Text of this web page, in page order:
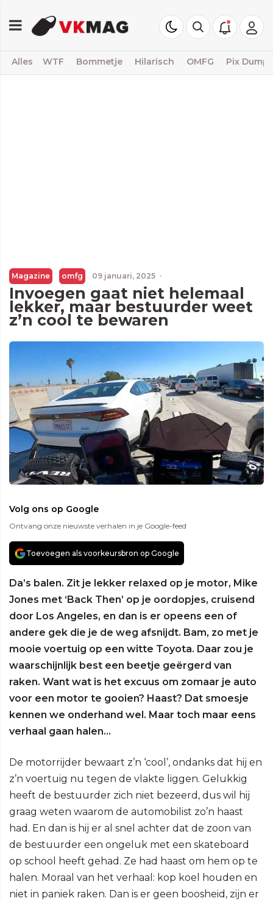
Alles WTF Bommetje Hilarisch OMFG Pix Dump
Magazine omfg 09 januari, 2025 ·
Invoegen gaat niet helemaal
lekker, maar bestuurder weet
z’n cool te bewaren
Volg ons op Google
Ontvang onze nieuwste verhalen in je Google-feed
Toevoegen als voorkeursbron op Google
Da’s balen. Zit je lekker relaxed op je motor, Mike
Jones met ‘Back Then’ op je oordopjes, cruisend
door Los Angeles, en dan is er opeens een of
andere gek die je de weg afsnijdt. Bam, zo met je
mooie voertuig op een witte Toyota. Daar zou je
waarschijnlijk best een beetje geërgerd van
raken. Want wat is het excuus om zomaar je auto
voor een motor te gooien? Haast? Dat smoesje
kennen we onderhand wel. Maar toch maar eens
verhaal gaan halen…
De motorrijder bewaart z’n ‘cool’, ondanks dat hij en
z’n voertuig nu tegen de vlakte liggen. Gelukkig
heeft de bestuurder zich niet bezeerd, dus wil hij
graag weten waarom de automobilist zo’n haast
had. En dan is hij er al snel achter dat de zoon van
de bestuurder een ongeluk met een skateboard
op school heeft gehad. Ze had haast om hem op te
halen. Moraal van het verhaal: kop koel houden en
niet in paniek raken. Dan is er geen boosheid, zijn er